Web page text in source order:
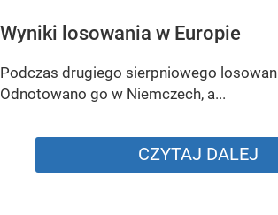
Wyniki losowania w Europie
Podczas drugiego sierpniowego
Odnotowano go w Niemczech, a...
CZYTAJ DALEJ